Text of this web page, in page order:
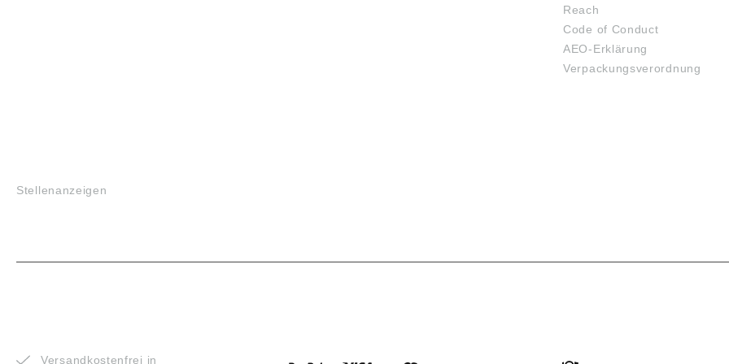
Reach
Code of Conduct
AEO-Erklärung
Verpackungsverordnung
Stellenanzeigen
Versandkostenfrei in